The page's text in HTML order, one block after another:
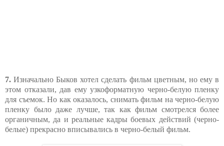
7.Изначально Быков хотел сделать фильм цветным, но ему в
этом отказали, дав ему узкоформатную черно-белую пленку
для съемок. Но как оказалось, снимать фильм на черно-белую
пленку было даже лучше, так как фильм смотрелся более
органичным, да и реальные кадры боевых действий (черно-
белые) прекрасно вписывались в черно-белый фильм.